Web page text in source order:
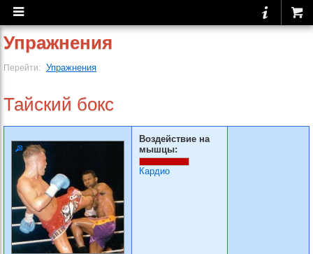
Упражнения
Перейти: Упражнения
Тайский бокс
Воздействие на
мышцы:
Кардио